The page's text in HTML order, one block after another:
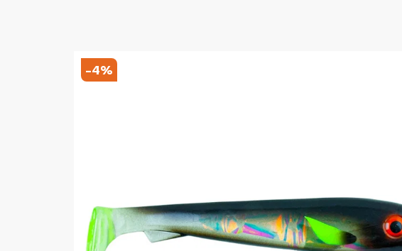
-4%